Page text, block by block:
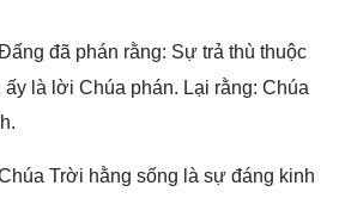
đã phán rằng: Sự trả thù thuộc
ấy là lời Chúa phán. Lại rằng: Chúa
Trời hằng sống là sự đáng kinh